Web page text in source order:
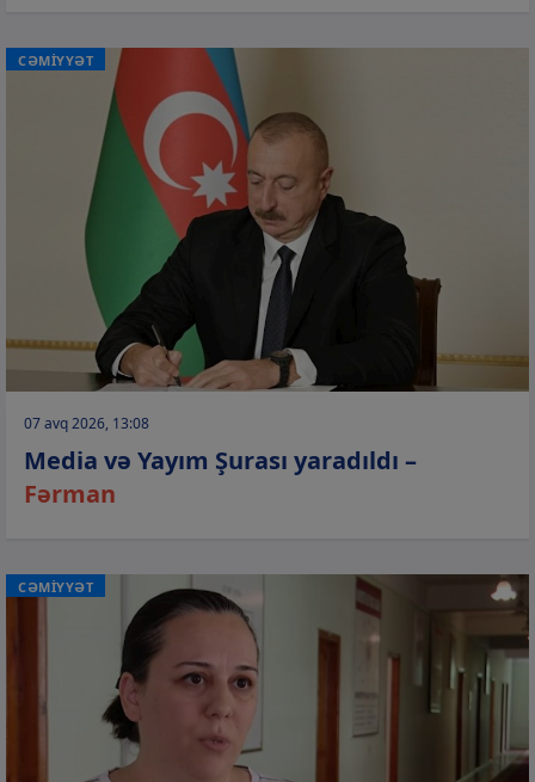
CƏMİYYƏT
07 avq 2026, 13:08
Media və Yayım Şurası yaradıldı –
Fərman
CƏMİYYƏT